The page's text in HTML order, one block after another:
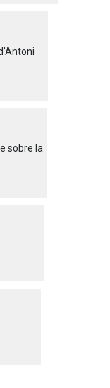
sobre la